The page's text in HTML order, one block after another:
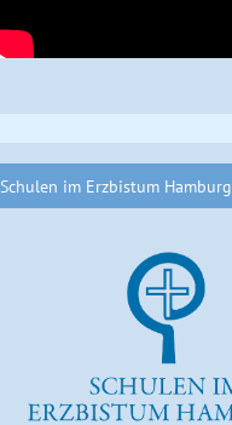
Schulen im Erzbistum Hamburg